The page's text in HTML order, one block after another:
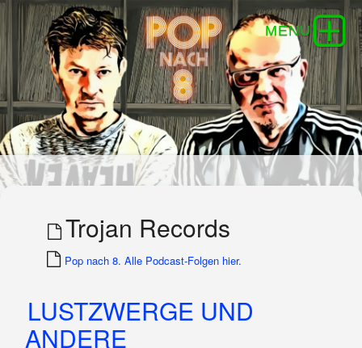
Trojan Records
Pop nach 8. Alle Podcast-Folgen hier.
LUSTZWERGE UND
ANDERE